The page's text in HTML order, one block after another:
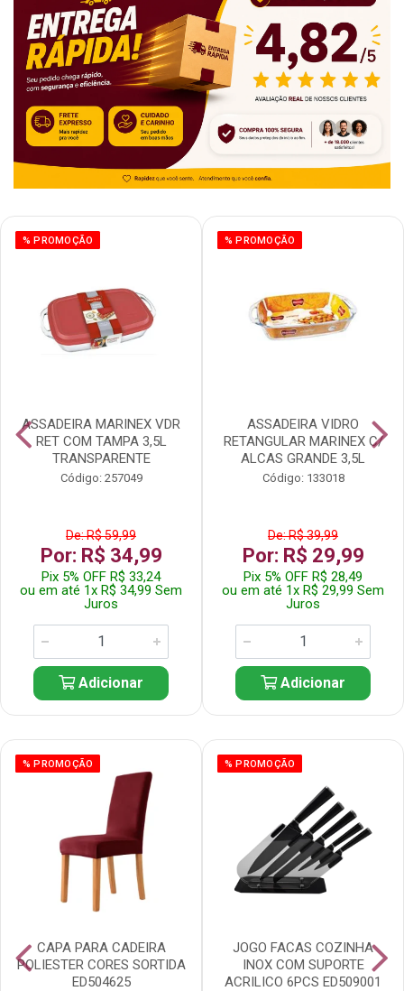
% PROMOÇÃO
ASSADEIRA MARINEX VDR
RET COM TAMPA 3,5L
TRANSPARENTE
Código: 257049
De: R$ 59,99
Por: R$ 34,99
Pix 5% OFF R$ 33,24
ou em até 1x R$ 34,99 Sem
Juros
Adicionar
% PROMOÇÃO
ASSADEIRA VIDRO
RETANGULAR MARINEX C/
ALCAS GRANDE 3,5L
Código: 133018
De: R$ 39,99
Por: R$ 29,99
Pix 5% OFF R$ 28,49
ou em até 1x R$ 29,99 Sem
Juros
Adicionar
% PROMOÇÃO
CAPA PARA CADEIRA
POLIESTER CORES SORTIDA
ED504625
% PROMOÇÃO
JOGO FACAS COZINHA
INOX COM SUPORTE
ACRILICO 6PCS ED509001